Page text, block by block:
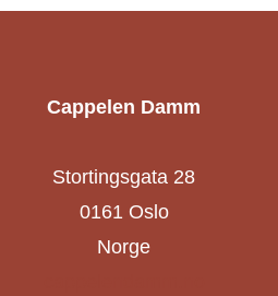
Cappelen Damm
Stortingsgata 28
0161 Oslo
Norge